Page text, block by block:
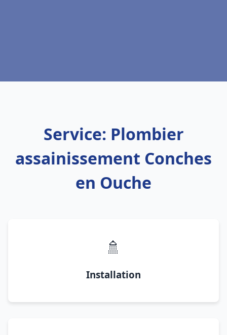
Service: Plombier
assainissement Conches
en Ouche
🚿
Installation